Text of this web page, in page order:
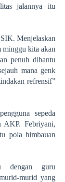
jalannya itu
Menjelaskan
minggu kita akan
penuh dibantu
mana genk
refrensif”
sepeda
AKP. Febriyani,
pola himbauan
dengan guru
murid yang